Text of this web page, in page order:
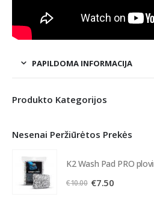
PAPILDOMA INFORMACIJA
Produkto Kategorijos
Nesenai Peržiūrėtos Prekės
K2 Wash Pad PRO
€10.00 Original
€7.50Current